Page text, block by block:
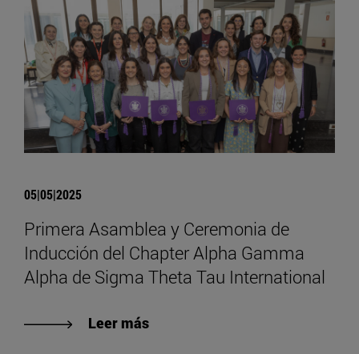
05|05|2025
Primera Asamblea y Ceremonia de
Inducción del Chapter Alpha Gamma
Alpha de Sigma Theta Tau International
Leer más